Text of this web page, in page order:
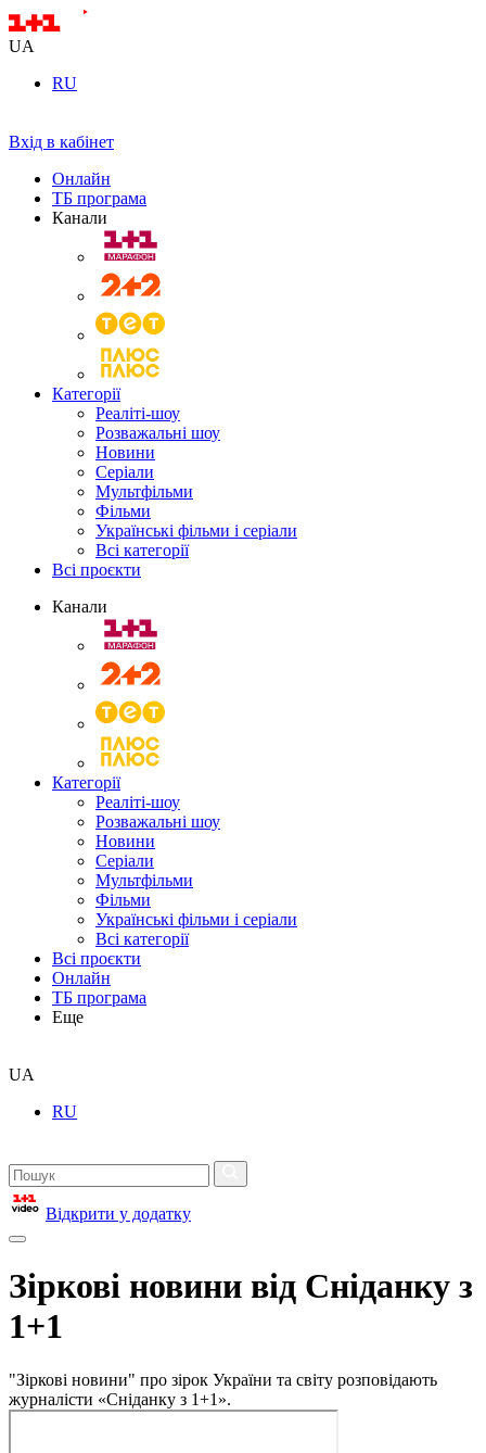
UA
RU
Вхід в кабінет
Онлайн
ТБ програма
Канали
Категорії
Реаліті-шоу
Розважальні шоу
Новини
Серіали
Мультфільми
Фільми
Українські фільми і серіали
Всі категорії
Всі проєкти
Канали
Категорії
Реаліті-шоу
Розважальні шоу
Новини
Серіали
Мультфільми
Фільми
Українські фільми і серіали
Всі категорії
Всі проєкти
Онлайн
ТБ програма
Еще
UA
RU
Відкрити у додатку
Зіркові новини від Сніданку з
1+1
"Зіркові новини" про зірок України та світу розповідають
журналісти «Сніданку з 1+1».